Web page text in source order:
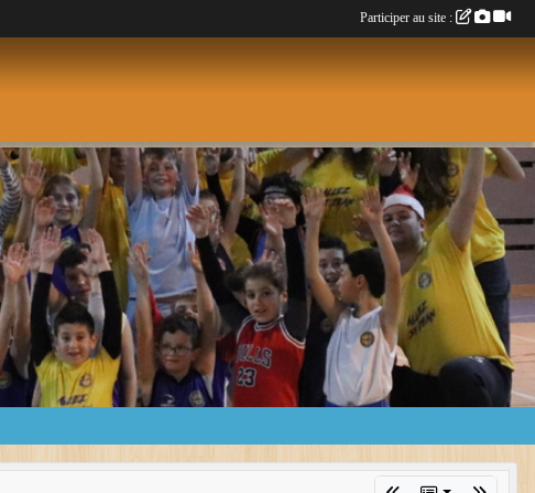
Participer au site :